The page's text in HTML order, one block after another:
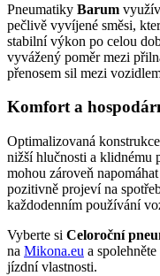
Pneumatiky Barum
pečlivě vyvíjené směsi,
stabilní výkon po celou
vyvážený poměr mezi
přenosem sil mezi
Komfort a
Optimalizovaná
nižší hlučnosti a klidnému
mohou zároveň
pozitivně projeví na
každodenním používání
Vyberte si Celoroční
na Mikona.eu a
jízdní vlastnosti.